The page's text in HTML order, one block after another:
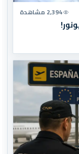
2,394 مشاهدة